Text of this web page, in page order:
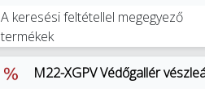
A keresési feltétellel megegyező
termékek
M22-XGPV Védőgallér